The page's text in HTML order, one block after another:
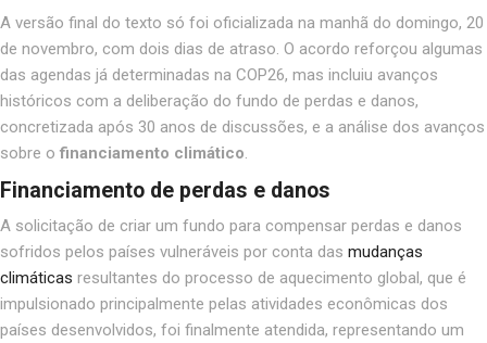
A versão final do texto só foi oficializada na manhã do domingo, 20
de novembro, com dois dias de atraso. O acordo reforçou algumas
das agendas já determinadas na COP26, mas incluiu avanços
históricos com a deliberação do fundo de perdas e danos,
concretizada após 30 anos de discussões, e a análise dos avanços
sobre o financiamento climático.
Financiamento de perdas e danos
A solicitação de criar um fundo para compensar perdas e danos
sofridos pelos países vulneráveis por conta das mudanças
climáticas resultantes do processo de aquecimento global, que é
impulsionado principalmente pelas atividades econômicas dos
países desenvolvidos, foi finalmente atendida, representando um